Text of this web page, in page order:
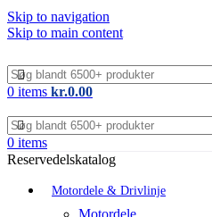
Skip to navigation
Skip to main content
0 items kr.0.00
0 items
Reservedelskatalog
Motordele & Drivlinje
Motordele